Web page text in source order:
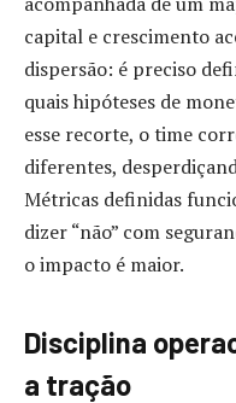
capital e crescimento
dispersão: é preciso
quais hipóteses de
esse recorte, o time
diferentes,
Métricas definidas
dizer “não” com
o impacto é maior.
Disciplina
a tração